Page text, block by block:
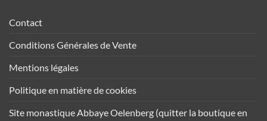
Contact
Conditions Générales de Vente
Mentions légales
Politique en matière de cookies
Site monastique Abbaye Oelenberg (quitter la boutique en